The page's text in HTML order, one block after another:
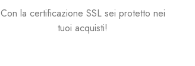
Con la certificazione SSL sei protetto nei
tuoi acquisti!